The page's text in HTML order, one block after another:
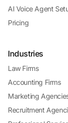
AI Voice Agent
Pricing
Industries
Law Firms
Accounting Firms
Marketing
Recruitment